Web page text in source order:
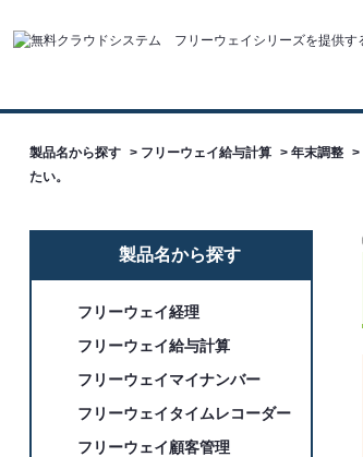
製品名から探す > フリーウェイ給与計算 > 年末調整 >
たい。
製品名から探す
フリーウェイ経理
フリーウェイ給与計算
フリーウェイマイナンバー
フリーウェイタイムレコーダー
フリーウェイ顧客管理